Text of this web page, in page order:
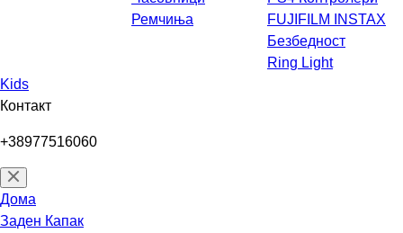
Ремчиња
FUJIFILM INSTAX
Безбедност
Ring Light
Kids
Контакт
+38977516060
Дома
Заден Капак